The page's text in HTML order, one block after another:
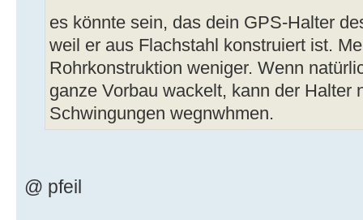
es könnte sein, das dein GPS-Halter
weil er aus Flachstahl konstruiert ist.
Rohrkonstruktion weniger. Wenn
ganze Vorbau wackelt, kann der Halter
Schwingungen wegnwhmen.
@ pfeil